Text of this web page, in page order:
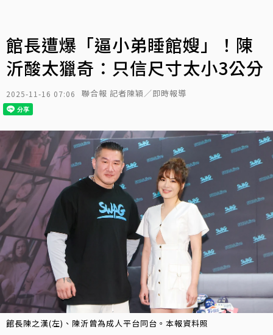
館長遭爆「逼小弟睡館嫂」！陳
沂酸太獵奇：只信尺寸太小3公分
2025-11-16 07:06 聯合報 記者陳穎／即時報導
館長陳之漢(左)、陳沂曾為成人平台同台。本報資料照